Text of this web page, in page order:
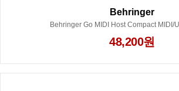
Behringer
48,200원